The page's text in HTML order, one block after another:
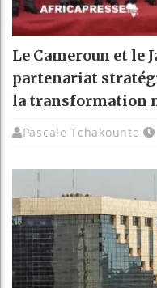
Le Cameroun et le
partenariat
la transformation
Pascale Tchakounte